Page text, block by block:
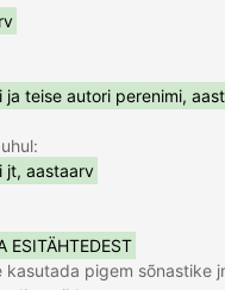
Autori perenimi, aastaarv
Esimese autori perenimi jt, aastaarv
AKRONÜÜM PEALKIRJA ESITÄHTEDEST
pigem sõnastike